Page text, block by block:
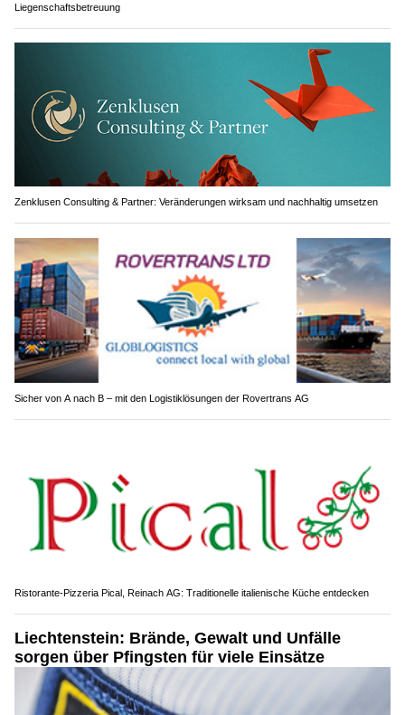
Liegenschaftsbetreuung
Zenklusen Consulting & Partner: Veränderungen wirksam und nachhaltig umsetzen
Sicher von A nach B – mit den Logistiklösungen der Rovertrans AG
Ristorante-Pizzeria Pical, Reinach AG: Traditionelle italienische Küche entdecken
Liechtenstein: Brände, Gewalt und Unfälle
sorgen über Pfingsten für viele Einsätze